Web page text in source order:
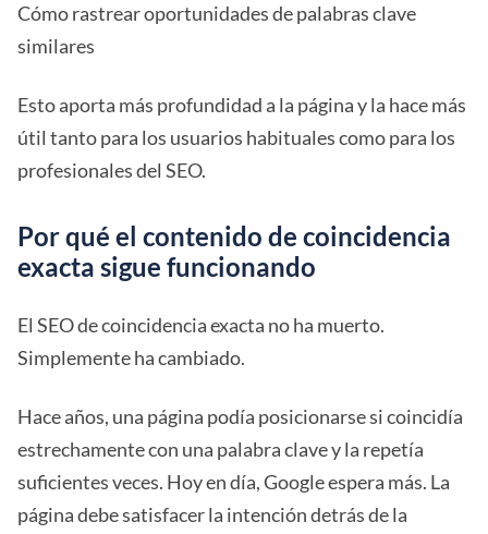
Cómo rastrear oportunidades de palabras clave
similares
Esto aporta más profundidad a la página y la hace más
útil tanto para los usuarios habituales como para los
profesionales del SEO.
Por qué el contenido de coincidencia
exacta sigue funcionando
El SEO de coincidencia exacta no ha muerto.
Simplemente ha cambiado.
Hace años, una página podía posicionarse si coincidía
estrechamente con una palabra clave y la repetía
suficientes veces. Hoy en día, Google espera más. La
página debe satisfacer la intención detrás de la